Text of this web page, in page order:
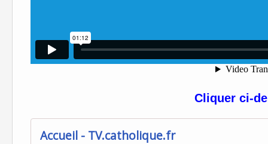
Cliquer ci-
Accueil - TV.catholique.fr